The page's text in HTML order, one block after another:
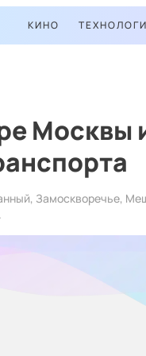
КИНО
Москвы
Замоскворечье,